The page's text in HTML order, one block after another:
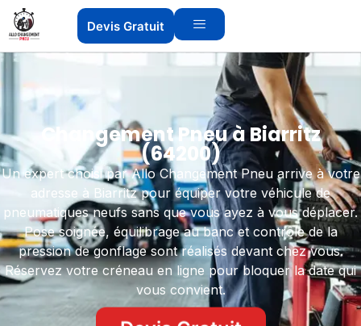
Devis Gratuit
Changement Pneu à Biarritz
(64200)
Un expert choisi par Allo Changement Pneu arrive à votre
adresse à Biarritz pour équiper votre véhicule de
pneumatiques neufs sans que vous ayez à vous déplacer.
Pose soignée, équilibrage au banc et contrôle de la
pression de gonflage sont réalisés devant chez vous.
Réservez votre créneau en ligne pour bloquer la date qui
vous convient.